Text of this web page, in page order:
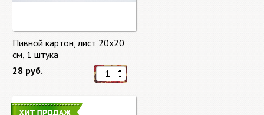
Пивной картон, лист 20х20
cм, 1 штука
28 руб.